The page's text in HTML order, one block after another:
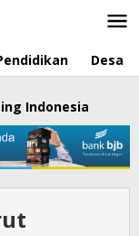
Desa